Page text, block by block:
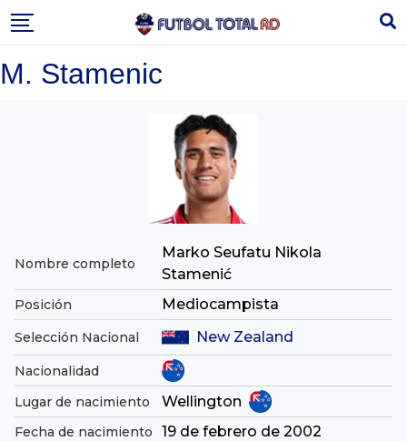
to
M. Stamenic
Nombre completo
Marko Seufatu Nikola
Stamenić
Posición Mediocampista
Selección Nacional New Zealand
Nacionalidad
Lugar de nacimiento
Wellington
Fecha de nacimiento 19 de febrero de 2002